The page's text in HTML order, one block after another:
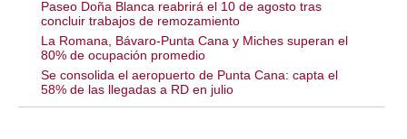
Paseo Doña Blanca reabrirá el 10 de agosto tras
concluir trabajos de remozamiento
La Romana, Bávaro-Punta Cana y Miches superan el
80% de ocupación promedio
Se consolida el aeropuerto de Punta Cana: capta el
58% de las llegadas a RD en julio